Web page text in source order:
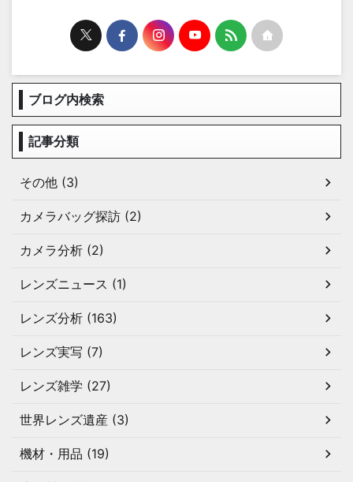
ブログ内検索
記事分類
その他 (3)
カメラバッグ探訪 (2)
カメラ分析 (2)
レンズニュース (1)
レンズ分析 (163)
レンズ実写 (7)
レンズ雑学 (27)
世界レンズ遺産 (3)
機材・用品 (19)